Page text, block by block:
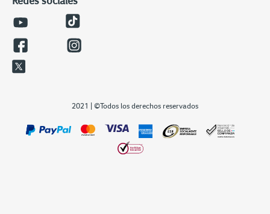
2021 | ©Todos los derechos reservados